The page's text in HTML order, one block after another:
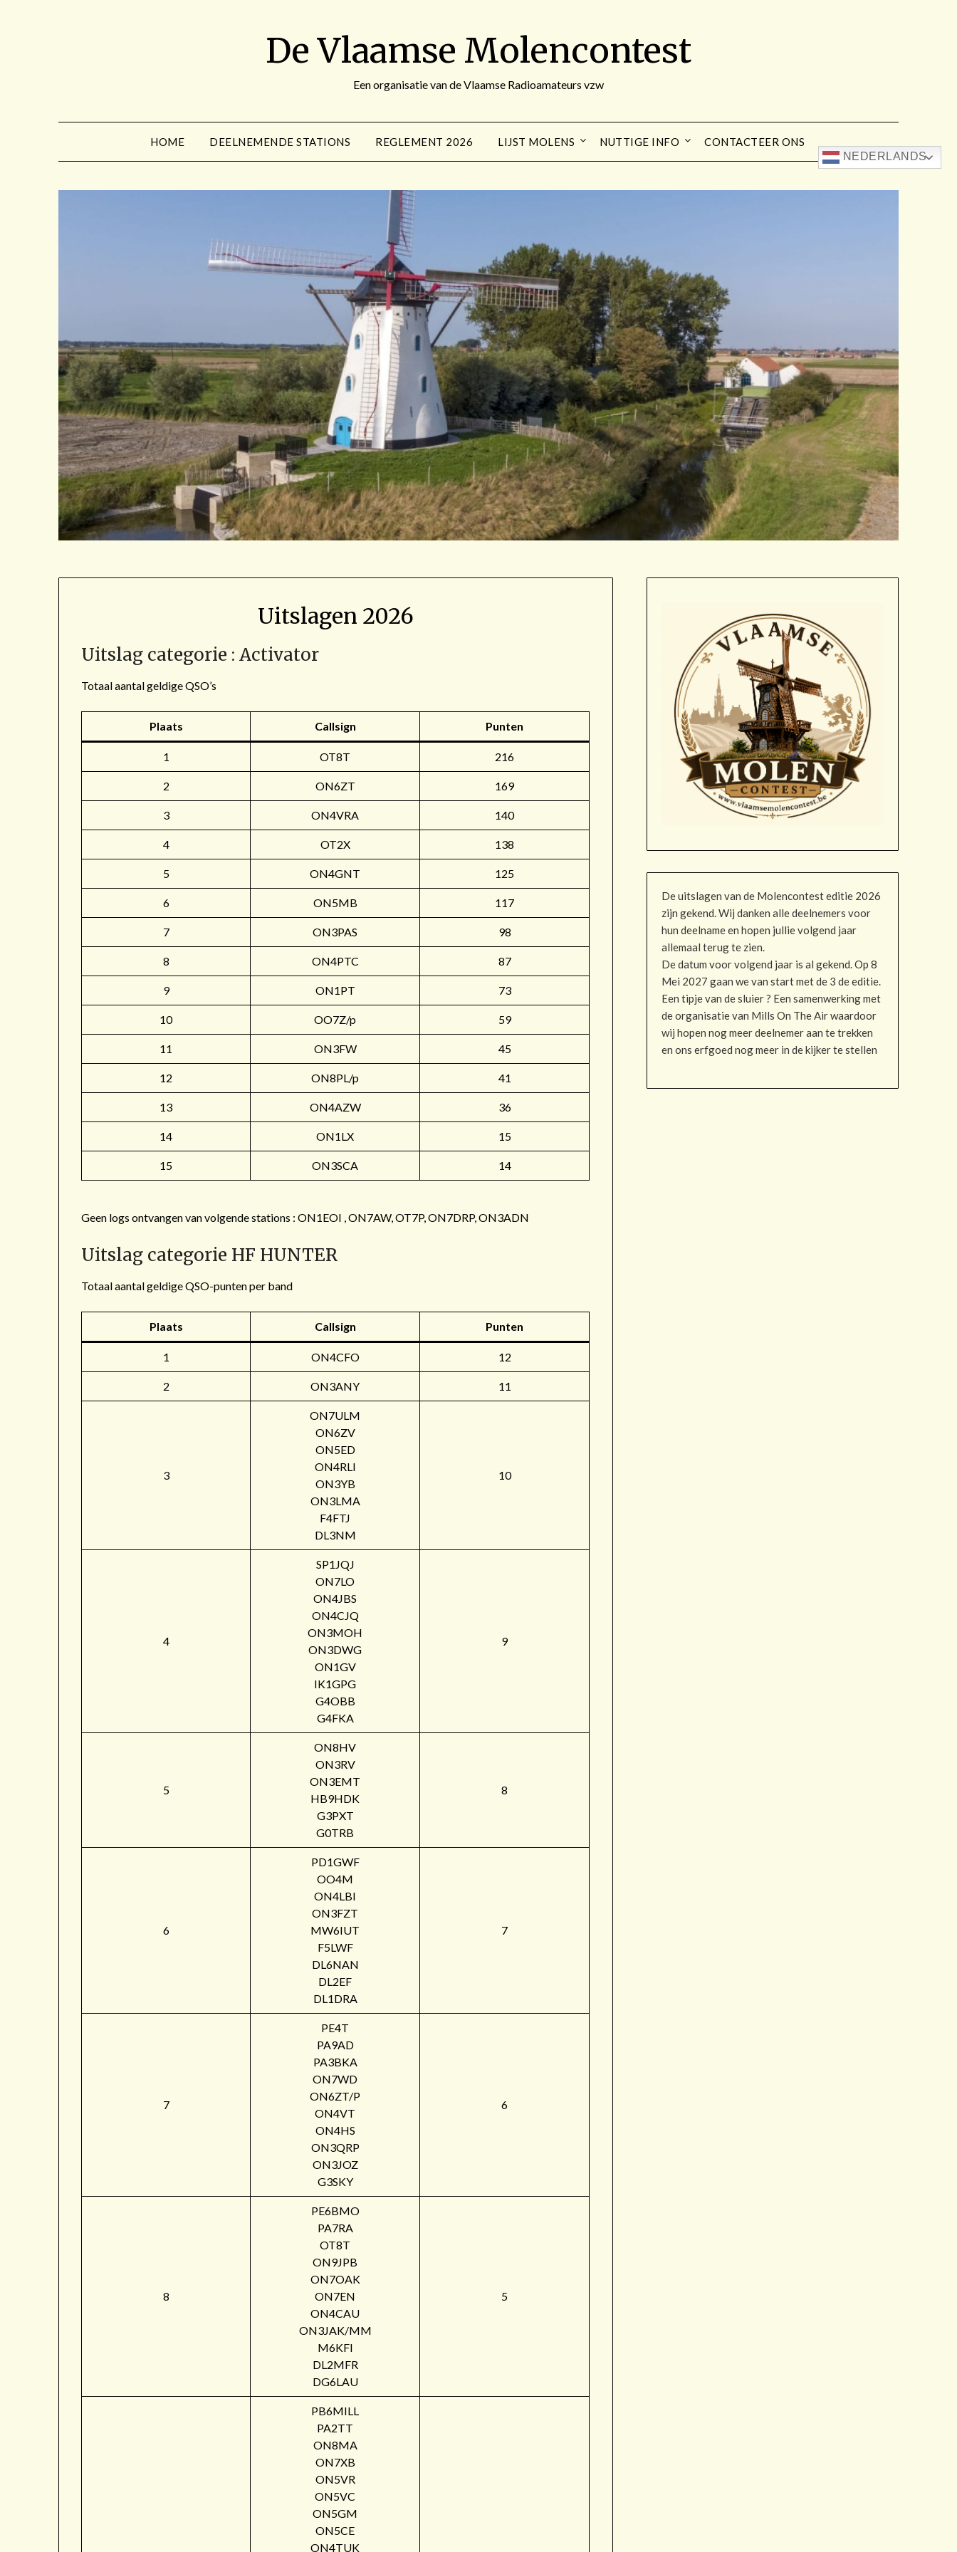
De Vlaamse Molencontest
Een organisatie van de Vlaamse Radioamateurs vzw
HOME DEELNEMENDE STATIONS REGLEMENT 2026 LIJST MOLENS NUTTIGE INFO CONTACTEER ONS
NEDERLANDS
Uitslagen 2026
Uitslag categorie : Activator
Totaal aantal geldige QSO’s
Plaats Callsign Punten
1 OT8T 216
2 ON6ZT 169
3 ON4VRA 140
4 OT2X 138
5 ON4GNT 125
6 ON5MB 117
7 ON3PAS 98
8 ON4PTC 87
9 ON1PT 73
10 OO7Z/p 59
11 ON3FW 45
12 ON8PL/p 41
13 ON4AZW 36
14 ON1LX 15
15 ON3SCA 14
Geen logs ontvangen van volgende stations : ON1EOI , ON7AW, OT7P, ON7DRP, ON3ADN
Uitslag categorie HF HUNTER
Totaal aantal geldige QSO-punten per band
Plaats Callsign Punten
1 ON4CFO 12
2 ON3ANY 11
3
ON7ULM
ON6ZV
ON5ED
ON4RLI
ON3YB
ON3LMA
F4FTJ
DL3NM
10
4
SP1JQJ
ON7LO
ON4JBS
ON4CJQ
ON3MOH
ON3DWG
ON1GV
IK1GPG
G4OBB
G4FKA
9
5
ON8HV
ON3RV
ON3EMT
HB9HDK
G3PXT
G0TRB
8
6
PD1GWF
OO4M
ON4LBI
ON3FZT
MW6IUT
F5LWF
DL6NAN
DL2EF
DL1DRA
7
7
PE4T
PA9AD
PA3BKA
ON7WD
ON6ZT/P
ON4VT
ON4HS
ON3QRP
ON3JOZ
G3SKY
6
8
PE6BMO
PA7RA
OT8T
ON9JPB
ON7OAK
ON7EN
ON4CAU
ON3JAK/MM
M6KFI
DL2MFR
DG6LAU
5
PB6MILL
PA2TT
ON8MA
ON7XB
ON5VR
ON5VC
ON5GM
ON5CE
ON4TUK
De uitslagen van de Molencontest editie 2026
zijn gekend. Wij danken alle deelnemers voor
hun deelname en hopen jullie volgend jaar
allemaal terug te zien.
De datum voor volgend jaar is al gekend. Op 8
Mei 2027 gaan we van start met de 3 de editie.
Een tipje van de sluier ? Een samenwerking met
de organisatie van Mills On The Air waardoor
wij hopen nog meer deelnemer aan te trekken
en ons erfgoed nog meer in de kijker te stellen